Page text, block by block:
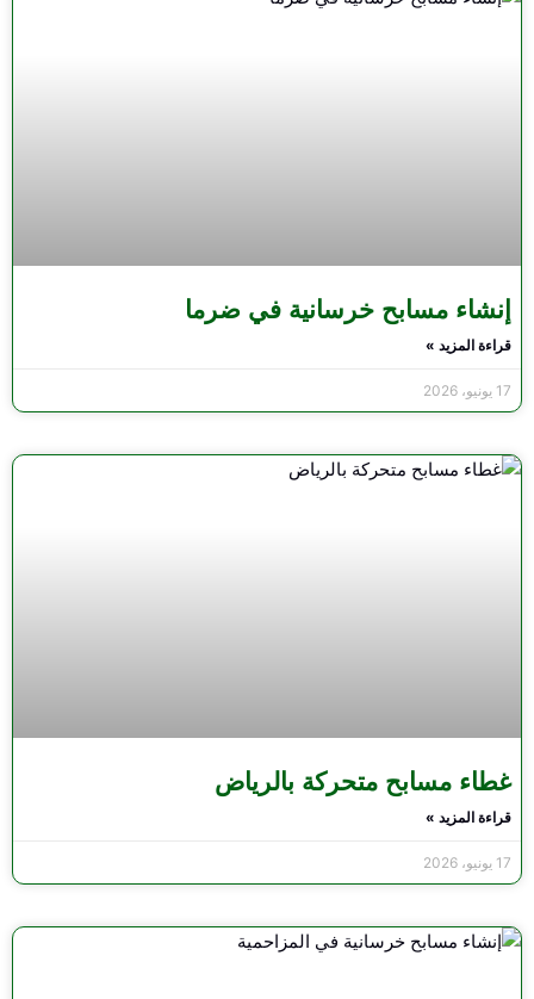
إنشاء مسابح خرسانية في ضرما
قراءة المزيد »
17 يونيو، 2026
غطاء مسابح متحركة بالرياض
قراءة المزيد »
17 يونيو، 2026